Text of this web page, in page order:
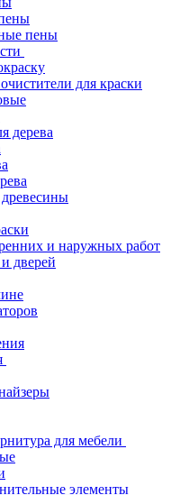
пены
для краски
дерева
и наружных работ
дверей
для мебели
элементы